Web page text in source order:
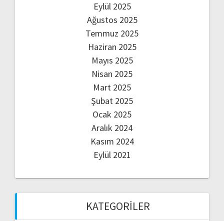
Eylül 2025
Ağustos 2025
Temmuz 2025
Haziran 2025
Mayıs 2025
Nisan 2025
Mart 2025
Şubat 2025
Ocak 2025
Aralık 2024
Kasım 2024
Eylül 2021
KATEGORILER